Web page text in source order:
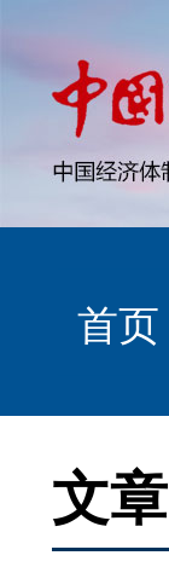
首页
文章